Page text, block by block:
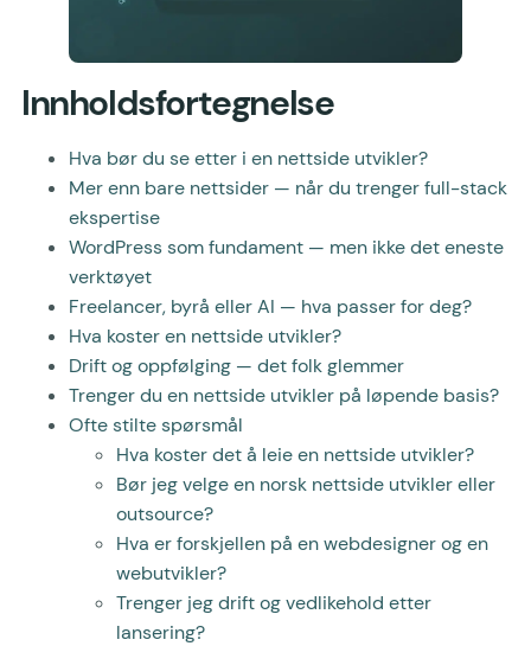
Innholdsfortegnelse
Hva bør du se etter i en nettside utvikler?
Mer enn bare nettsider — når du trenger full-stack
ekspertise
WordPress som fundament — men ikke det eneste
verktøyet
Freelancer, byrå eller AI — hva passer for deg?
Hva koster en nettside utvikler?
Drift og oppfølging — det folk glemmer
Trenger du en nettside utvikler på løpende basis?
Ofte stilte spørsmål
Hva koster det å leie en nettside utvikler?
Bør jeg velge en norsk nettside utvikler eller
outsource?
Hva er forskjellen på en webdesigner og en
webutvikler?
Trenger jeg drift og vedlikehold etter
lansering?